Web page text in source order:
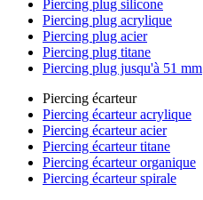
Piercing plug silicone
Piercing plug acrylique
Piercing plug acier
Piercing plug titane
Piercing plug jusqu'à 51 mm
Piercing écarteur
Piercing écarteur acrylique
Piercing écarteur acier
Piercing écarteur titane
Piercing écarteur organique
Piercing écarteur spirale